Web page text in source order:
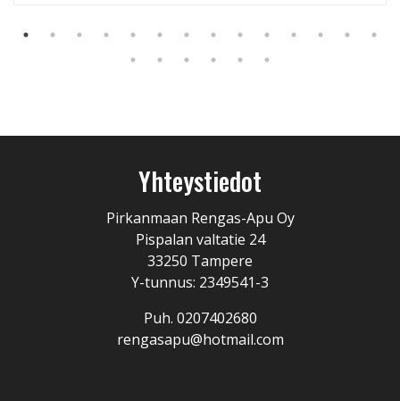
Yhteystiedot
Pirkanmaan Rengas-Apu Oy
Pispalan valtatie 24
33250 Tampere
Y-tunnus: 2349541-3
Puh. 0207402680
rengasapu@hotmail.com